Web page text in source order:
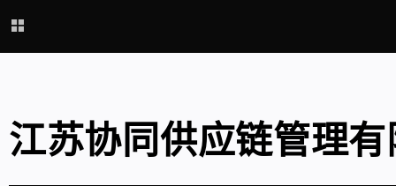
江苏协同供应链管理